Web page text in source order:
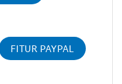
FITUR PAYPAL